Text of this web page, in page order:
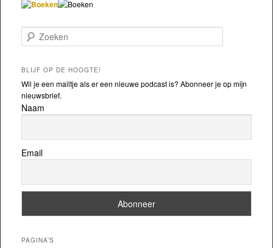
Zoeken
BLIJF OP DE HOOGTE!
Wil je een mailtje als er een nieuwe podcast is? Abonneer je op mijn
nieuwsbrief.
Naam
Email
PAGINA’S